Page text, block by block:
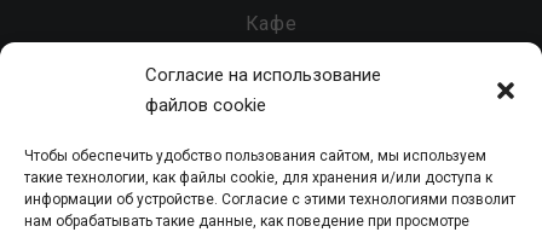
Согласие на использование
файлов cookie
Чтобы обеспечить удобство пользования сайтом, мы используем
такие технологии, как файлы cookie, для хранения и/или доступа к
информации об устройстве. Согласие с этими технологиями позволит
нам обрабатывать такие данные, как поведение при просмотре
Кафе
Бар
Контакты